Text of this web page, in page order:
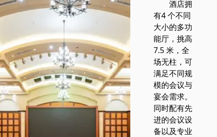
酒店拥
有4 个不同
大小的多功
能厅，挑高
7.5 米，全
场无柱，可
满足不同规
模的会议与
宴会需求。
同时配有先
进的会议设
备以及专业